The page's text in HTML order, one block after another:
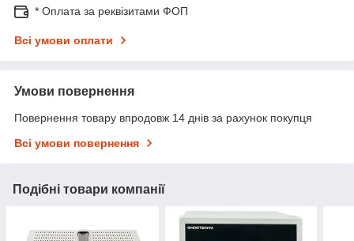
* Оплата за реквізитами ФОП
Всі умови оплати
Умови повернення
Повернення товару впродовж 14 днів за рахунок покупця
Всі умови повернення
Подібні товари компанії